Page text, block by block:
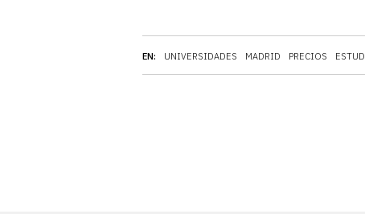
EN: UNIVERSIDADES MADRID PRECIOS